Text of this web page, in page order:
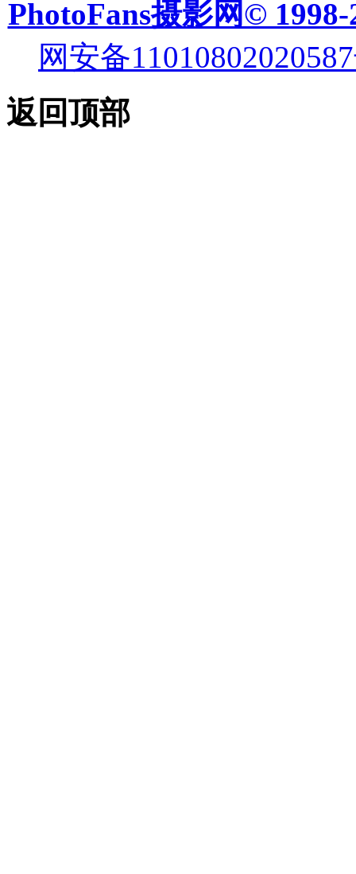
PhotoFans摄影网© 1998-
网安备
返回顶部